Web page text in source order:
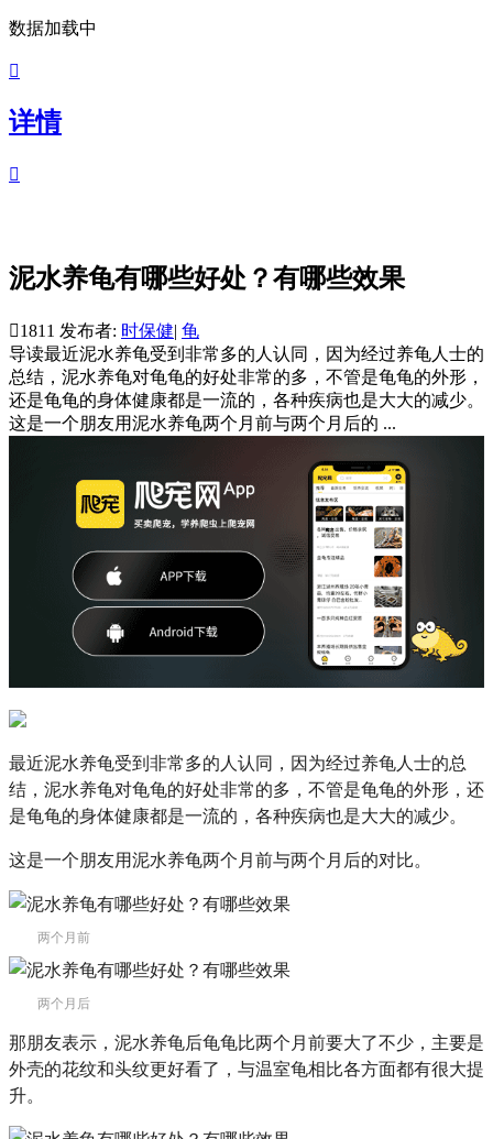
数据加载中

详情

泥水养龟有哪些好处？有哪些效果
1811 发布者: 时保健| 龟
导读最近泥水养龟受到非常多的人认同，因为经过养龟人士的
总结，泥水养龟对龟龟的好处非常的多，不管是龟龟的外形，
还是龟龟的身体健康都是一流的，各种疾病也是大大的减少。
这是一个朋友用泥水养龟两个月前与两个月后的 ...
最近泥水养龟受到非常多的人认同，因为经过养龟人士的总
结，泥水养龟对龟龟的好处非常的多，不管是龟龟的外形，还
是龟龟的身体健康都是一流的，各种疾病也是大大的减少。
这是一个朋友用泥水养龟两个月前与两个月后的对比。
两个月前
两个月后
那朋友表示，泥水养龟后龟龟比两个月前要大了不少，主要是
外壳的花纹和头纹更好看了，与温室龟相比各方面都有很大提
升。